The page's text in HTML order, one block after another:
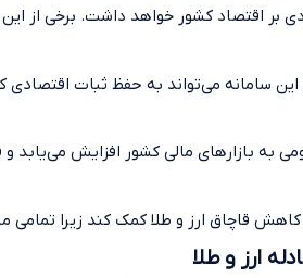
بر اقتصاد کشور خواهد داشت. برخی از این
این سامانه می‌تواند به حفظ ثبات
به بازارهای مالی کشور افزایش می‌یابد
کاهش قاچاق ارز و طلا کمک کند زیرا
ارز و طلا